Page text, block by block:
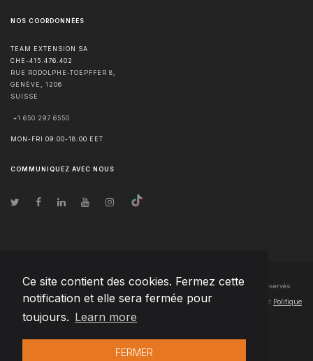
Ce site contient des cookies. Fermez cette
notification et elle sera fermée pour
toujours. Learn more
FERMER
NOS COORDONNÉES
TEAM EXTENSION SA
CHE-415.476.402
RUE RODOLPHE-TOEPFFER 8,
GENÈVE
1206
SUISSE
+1 650 297 6550
MON-FRI 09:00-18:00 EET
COMMUNIQUEZ AVEC NOUS
© Droits d'auteur2026 Team Extension SA France- Tous les droits sont réservés
Changelog● En utilisant ce site, vous acceptez nos Conditions d'utilisation et Politique
de confidentialité